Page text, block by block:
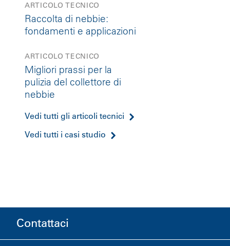
ARTICOLO TECNICO
Raccolta di nebbie:
fondamenti e applicazioni
ARTICOLO TECNICO
Migliori prassi per la
pulizia del collettore di
nebbie
Vedi tutti gli articoli tecnici
Vedi tutti i casi studio
Contattaci